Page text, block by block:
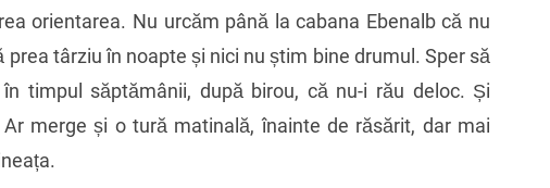
orientarea. Nu urcăm până la cabana Ebenalb că nu
târziu în noapte și nici nu știm bine drumul. Sper să
timpul săptămânii, după birou, că nu-i rău deloc. Și
merge și o tură matinală, înainte de răsărit, dar mai